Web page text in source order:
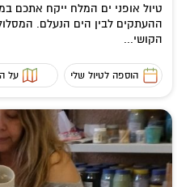
טיול אופני ים המלח ייקח אתכם
ההעתקים לבין הים הנעלם.
הקושי...
הוספה לטיול שלי על